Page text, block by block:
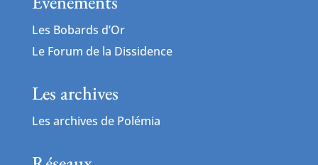
Les Bobards d’Or
Le Forum de la Dissidence
Les archives
Les archives de Polémia